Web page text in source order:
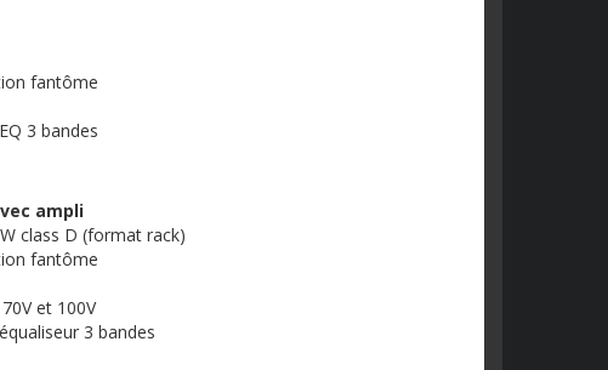
fantôme
3 bandes
ampli
class D (format rack)
fantôme
et 100V
3 bandes